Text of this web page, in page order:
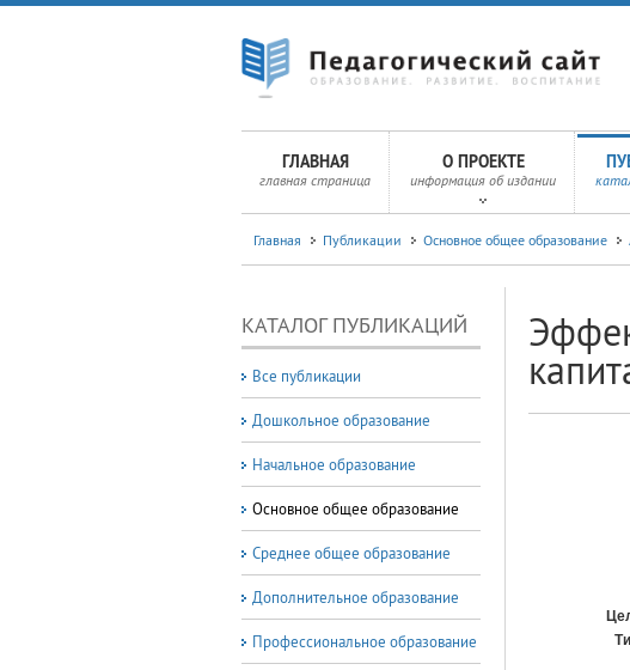
ГЛАВНАЯ
главная страница
О ПРОЕКТЕ
информация об издании
Главная Публикации Основное общее образование
КАТАЛОГ ПУБЛИКАЦИЙ
Все публикации
Дошкольное образование
Начальное образование
Основное общее образование
Среднее общее образование
Дополнительное образование
Профессиональное образование